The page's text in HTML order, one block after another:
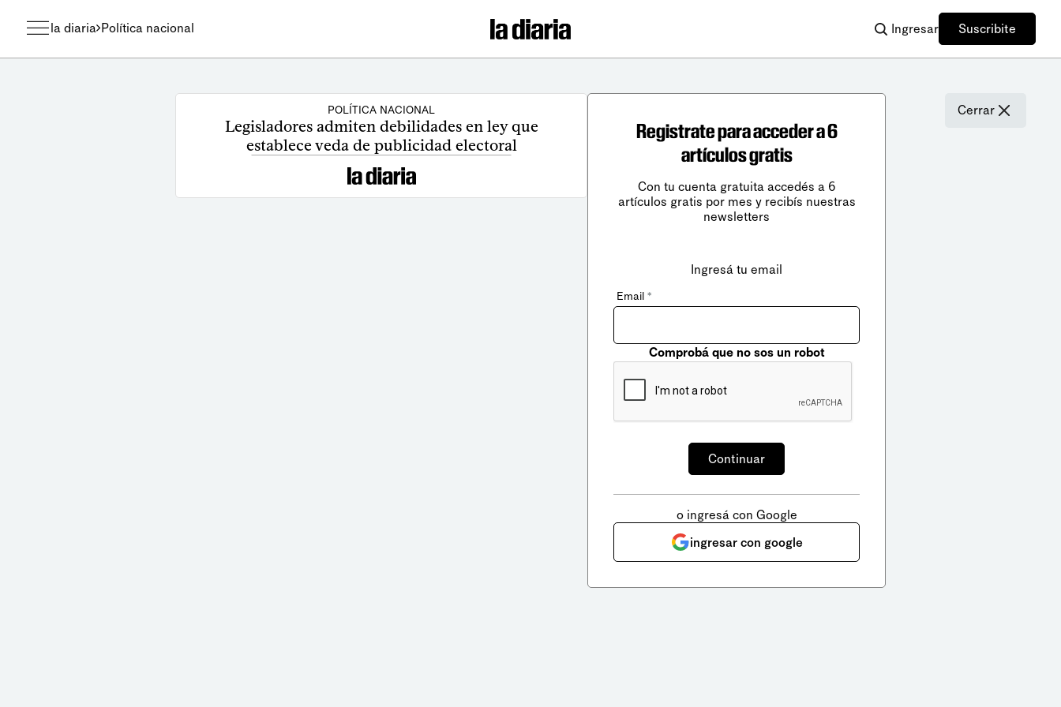
la diaria Política nacional Ingresar Suscribite
POLÍTICA NACIONAL
Legisladores admiten debilidades en ley que
establece veda de publicidad electoral
Cerrar
Registrate para acceder a 6
artículos gratis
Con tu cuenta gratuita accedés a 6
artículos gratis por mes y recibís nuestras
newsletters
Ingresá tu email
Email *
Comprobá que no sos un robot
o ingresá con Google
ingresar con google